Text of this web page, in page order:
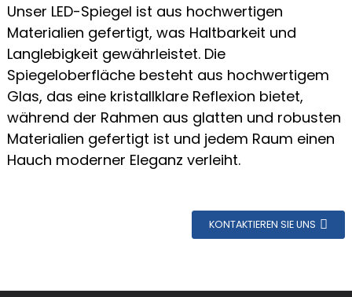
Unser LED-Spiegel ist aus hochwertigen
Materialien gefertigt, was Haltbarkeit und
Langlebigkeit gewährleistet. Die
Spiegeloberfläche besteht aus hochwertigem
Glas, das eine kristallklare Reflexion bietet,
während der Rahmen aus glatten und robusten
Materialien gefertigt ist und jedem Raum einen
Hauch moderner Eleganz verleiht.
KONTAKTIEREN SIE UNS